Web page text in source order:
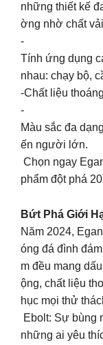
những thiết kế
ờng nhờ chất
-
Tính ứng dụng
nhau: chạy bộ,
-Chất liệu
-
Màu sắc đa
ến người lớn.
Chọn ngay
phẩm đột phá
Bứt Phá Giới
Năm 2024,
óng đá đình
m đều mang
ộng, chất liệu
hục mọi thử
Ebolt: Sự bùng
những ai yêu